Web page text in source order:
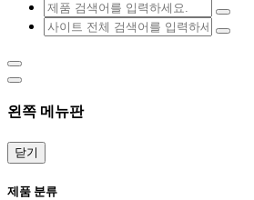
왼쪽 메뉴판
닫기
제품 분류